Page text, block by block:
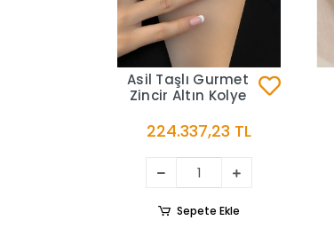
Asil Taşlı Gurmet
Zincir Altın Kolye
224.337,23 TL
Sepete Ekle